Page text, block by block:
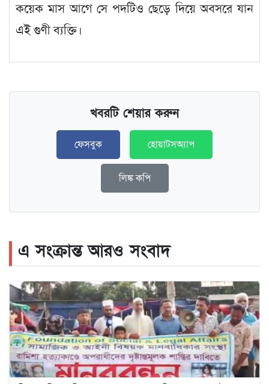
কয়েক মাস আগে সে পদটিও ছেড়ে দিয়ে অবসরে যান
এই গুণী ব্যক্তি।
খবরটি শেয়ার করুন
ফেসবুক হোয়াটসঅ্যাপ
লিঙ্ক কপি
এ সংক্রান্ত আরও সংবাদ